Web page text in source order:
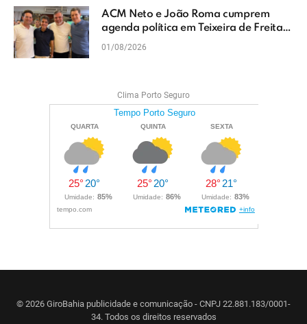
ACM Neto e João Roma cumprem
agenda política em Teixeira de Freitas
e reforçam projeto para o Extremo Sul
01/08/2026
Clima Porto Seguro
© 2026 GiroBahia publicidade e comunicação - CNPJ 22.881.183/0001-
34. Todos os direitos reservados